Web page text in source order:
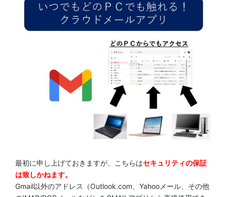
最初に申し上げておきますが、こちらはセキュリティの保証
は致しかねます。
Gmail以外のアドレス（Outlook.com、Yahooメール、その他